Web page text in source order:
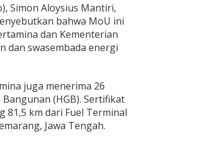
Simon Aloysius Mantiri,
bahwa MoU ini
dan Kementerian
dan swasembada energi
juga menerima 26
(HGB). Sertifikat
81,5 km dari Fuel Terminal
Jawa Tengah.